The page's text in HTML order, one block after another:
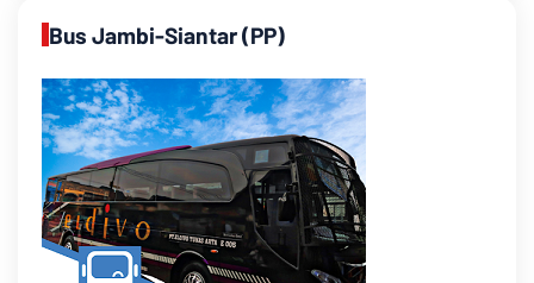
Bus Jambi-Siantar (PP)